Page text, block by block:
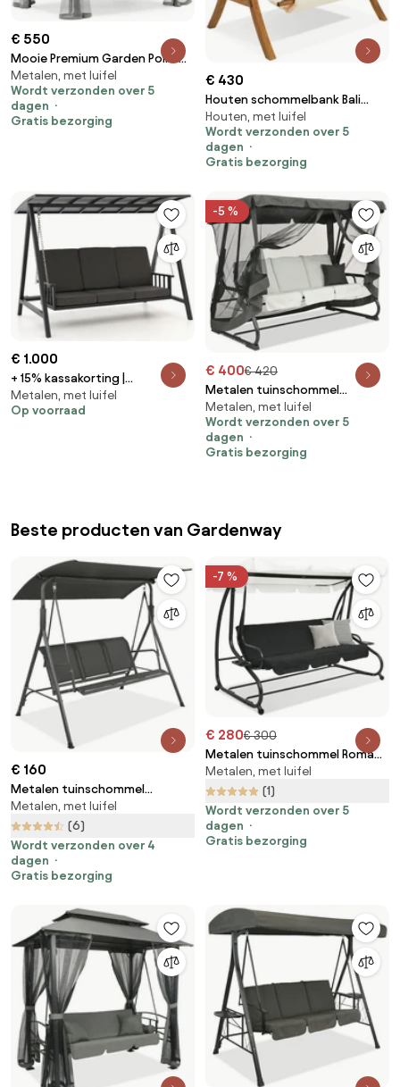
€ 550
Mooie Premium Garden Point
metalen tuinschommel grijs
Metalen, met luifel
Wordt verzonden over 5
dagen
Gratis bezorging
€ 430
Houten schommelbank Bali
Garden Point
Houten, met luifel
Wordt verzonden over 5
dagen
Gratis bezorging
€ 1.000
+ 15% kassakorting |
Schommelbank Manifesto |
Aluminium | 2 personen |
Metalen, met luifel
Op voorraad
-5 %
€ 400€ 420
Metalen tuinschommel
Walencja Garden Point grijs
Metalen, met luifel
Wordt verzonden over 5
dagen
Gratis bezorging
Beste producten van Gardenway
€ 160
Metalen tuinschommel
Florencja Garden Point grijs
Metalen, met luifel
(6)
Wordt verzonden over 4
dagen
Gratis bezorging
-7 %
€ 280€ 300
Metalen tuinschommel Roma
Garden Point zwart-wit
Metalen, met luifel
(1)
Wordt verzonden over 5
dagen
Gratis bezorging